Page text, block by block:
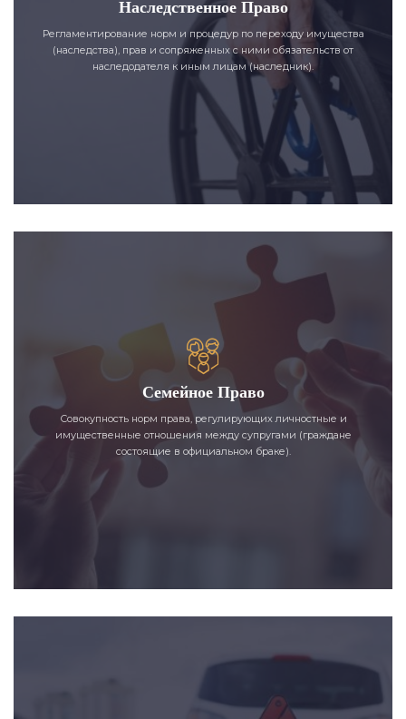
Наследственное Право
Регламентирование норм и процедур по переходу имущества
(наследства), прав и сопряженных с ними обязательств от
наследодателя к иным лицам (наследник).
Семейное Право
Совокупность норм права, регулирующих личностные и
имущественные отношения между супругами (граждане
состоящие в официальном браке).